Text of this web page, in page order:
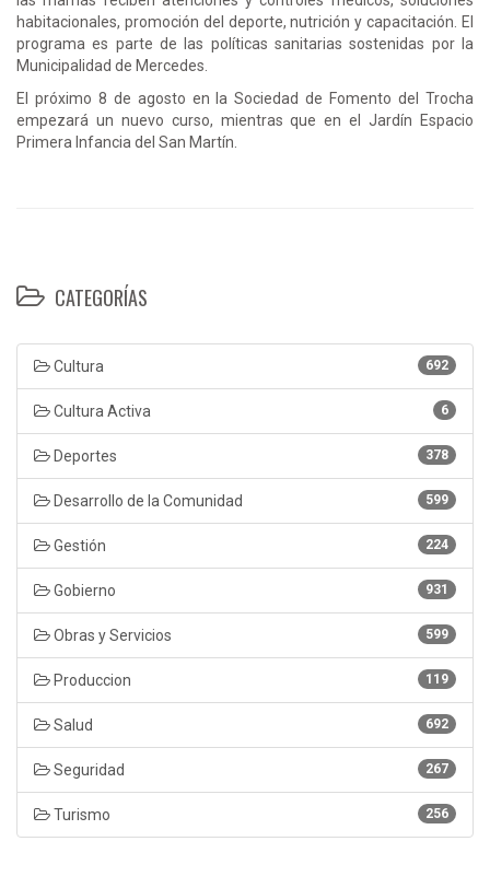
habitacionales, promoción del deporte, nutrición y capacitación. El
programa es parte de las políticas sanitarias sostenidas por la
Municipalidad de Mercedes.
El próximo 8 de agosto en la Sociedad de Fomento del Trocha
empezará un nuevo curso, mientras que en el Jardín Espacio
Primera Infancia del San Martín.
CATEGORÍAS
692
Cultura
6
Cultura Activa
378
Deportes
599
Desarrollo de la Comunidad
224
Gestión
931
Gobierno
599
Obras y Servicios
119
Produccion
692
Salud
267
Seguridad
256
Turismo